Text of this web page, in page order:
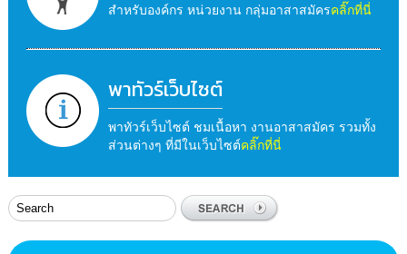
สำหรับองค์กร หน่วยงาน กลุ่มอาสาสมัครคลิ๊กที่นี่
พาทัวร์เว็บไซต์
พาทัวร์เว็บไซต์ ชมเนื้อหา งานอาสาสมัคร รวมทั้ง
ส่วนต่างๆ ที่มีในเว็บไซต์คลิ๊กที่นี่